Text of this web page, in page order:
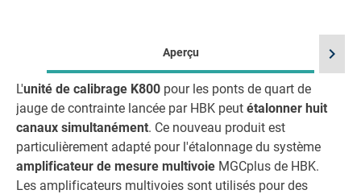
Aperçu
L'unité de calibrage K800 pour les ponts de quart de
jauge de contrainte lancée par HBK peut étalonner huit
canaux simultanément. Ce nouveau produit est
particulièrement adapté pour l'étalonnage du système
amplificateur de mesure multivoie MGCplus de HBK.
Les amplificateurs multivoies sont utilisés pour des
chevron_right